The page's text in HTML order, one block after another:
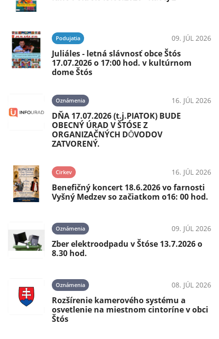
Podujatia 09. JÚL 2026
Juliáles - letná slávnosť obce Štós
17.07.2026 o 17:00 hod. v kultúrnom
dome Štós
Oznámenia 16. JÚL 2026
DŇA 17.07.2026 (t.j.PIATOK) BUDE
OBECNÝ ÚRAD V ŠTÓSE Z
ORGANIZAČNÝCH DȎVODOV
ZATVORENÝ.
Cirkev 16. JÚL 2026
Benefičný koncert 18.6.2026 vo farnosti
Vyšný Medzev so začiatkom o16: 00 hod.
Oznámenia 09. JÚL 2026
Zber elektroodpadu v Štóse 13.7.2026 o
8.30 hod.
Oznámenia 08. JÚL 2026
Rozšírenie kamerového systému a
osvetlenie na miestnom cintoríne v obci
Štós